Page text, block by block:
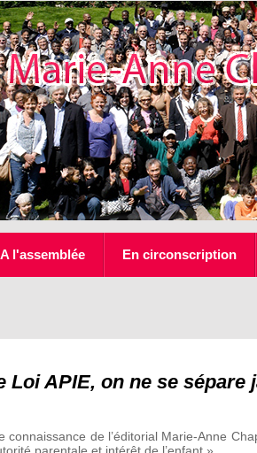
A l'assemblée En circonscription
Loi APIE, on ne se sépare
de l’éditorial Marie-Anne